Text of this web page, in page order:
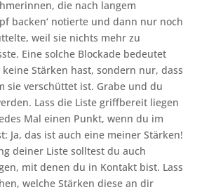
die nach langem
backen‘ notierte und dann nur noch
weil sie nichts mehr zu
Eine solche Blockade bedeutet
Stärken hast, sondern nur, dass
sie verschüttet ist. Grabe und du
Lass die Liste griffbereit liegen
Mal einen Punkt, wenn du im
Ja, das ist auch eine meiner Stärken!
deiner Liste solltest du auch
mit denen du in Kontakt bist. Lass
welche Stärken diese an dir